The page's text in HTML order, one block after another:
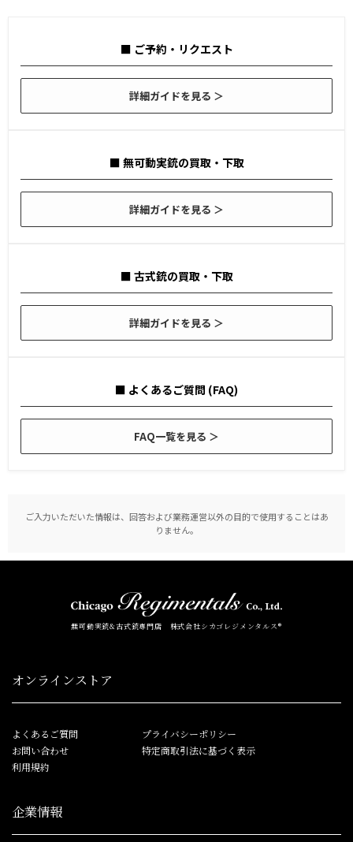
■ ご予約・リクエスト
詳細ガイドを見る ＞
■ 無可動実銃の買取・下取
詳細ガイドを見る ＞
■ 古式銃の買取・下取
詳細ガイドを見る ＞
■ よくあるご質問 (FAQ)
FAQ一覧を見る ＞
ご入力いただいた情報は、回答および業務運営以外の目的で使用することはあ
りません。
無可動実銃&古式銃専門店 株式会社シカゴレジメンタルス®
オンラインストア
よくあるご質問
お問い合わせ
利用規約
プライバシーポリシー
特定商取引法に基づく表示
企業情報